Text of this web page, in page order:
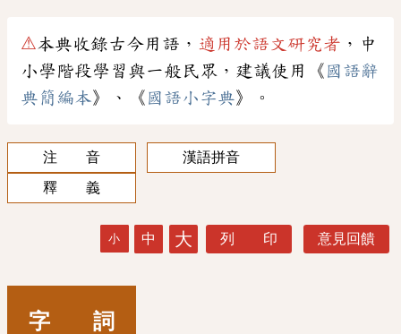
⚠本典收錄古今用語， 適用於語文研究者 ，中
小學階段學習與一般民眾，建議使用《 國語辭
典簡編本》、《 國語小字典》。
注 音
漢語拼音
釋 義
小 中 大 列 印 意見回饋
字 詞